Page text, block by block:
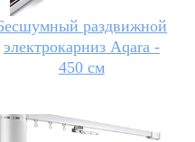
раздвижной
электрокарниз Aqara -
450 см